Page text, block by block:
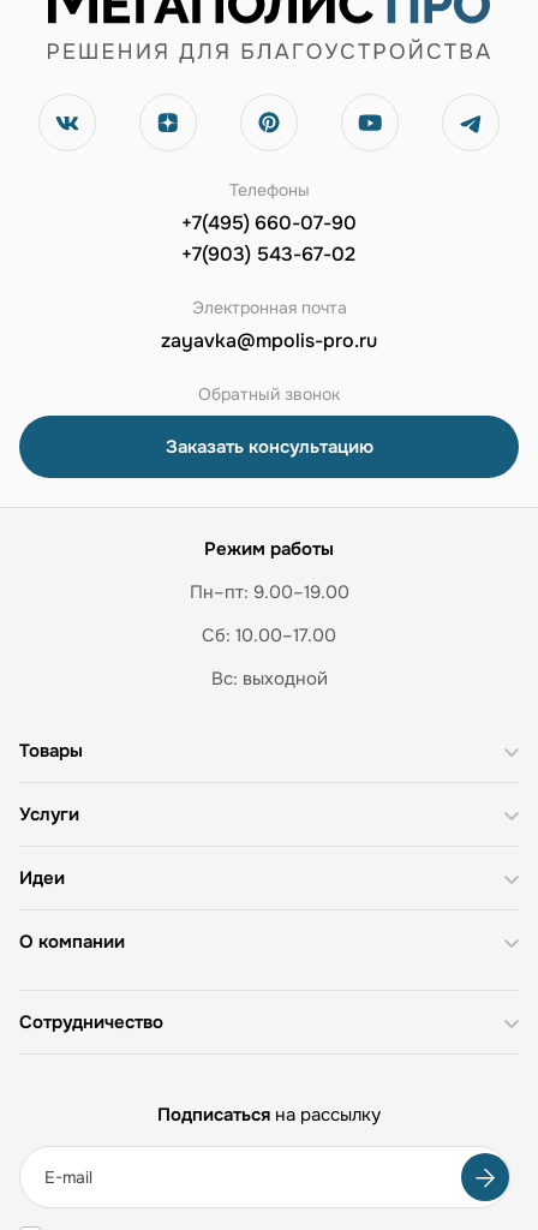
Телефоны
+7(495) 660-07-90
+7(903) 543-67-02
Электронная почта
zayavka@mpolis-pro.ru
Обратный звонок
Заказать консультацию
Режим работы
Пн–пт: 9.00–19.00
Сб: 10.00–17.00
Вс: выходной
О компании
Товары
Услуги
Идеи
Сотрудничество
Подписаться на рассылку